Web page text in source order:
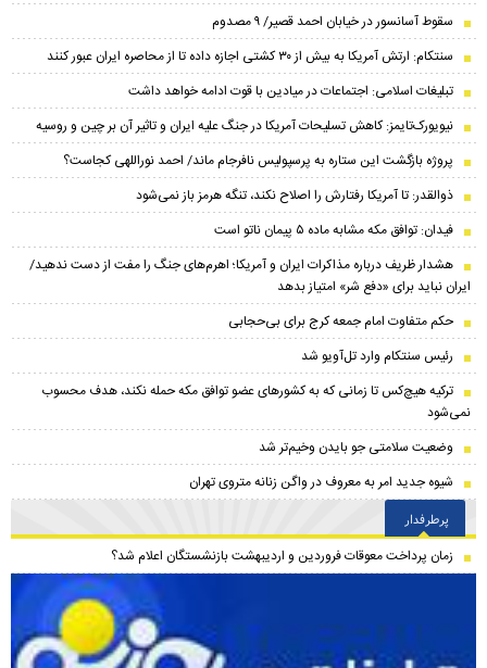
سقوط آسانسور در خیابان احمد قصیر/ ۹ مصدوم
سنتکام: ارتش آمریکا به بیش از ۳۰ کشتی اجازه داده تا از محاصره ایران عبور کنند
تبلیغات اسلامی: اجتماعات در میادین با قوت ادامه خواهد داشت
نیویورک‌تایمز: کاهش تسلیحات آمریکا در جنگ علیه ایران و تاثیر آن بر چین و روسیه
پروژه بازگشت این ستاره به پرسپولیس نافرجام ماند/ احمد نوراللهی کجاست؟
ذوالقدر: تا آمریکا رفتارش را اصلاح نکند، تنگه هرمز باز نمی‌شود
فیدان: توافق مکه مشابه ماده ۵ پیمان ناتو است
هشدار ظریف درباره مذاکرات ایران و آمریکا؛ اهرم‌های جنگ را مفت از دست ندهید/
ایران نباید برای «دفع شر» امتیاز بدهد
حکم متفاوت امام جمعه کرج برای بی‌حجابی
رئیس سنتکام وارد تل‌آویو شد
ترکیه هیچ‌کس تا زمانی که به کشورهای عضو توافق مکه حمله نکند، هدف محسوب
نمی‌شود
وضعیت سلامتی جو بایدن وخیم‌تر شد
شیوه جدید امر به معروف در واگن زنانه متروی تهران
پرطرفدار
زمان پرداخت معوقات فروردین و اردیبهشت بازنشستگان اعلام شد؟